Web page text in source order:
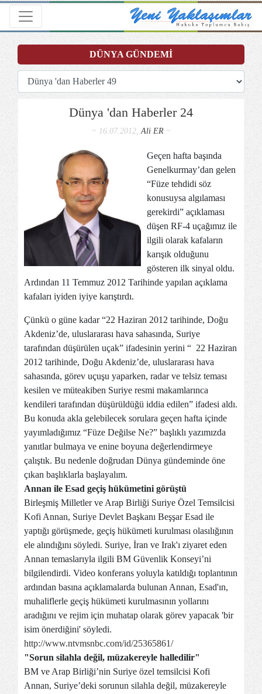
Toggle navigation
Dünya 'dan Haberler 24
~ 16.07.2012,Ali ER~
Geçen hafta başında
Genelkurmay’dan gelen
“Füze tehdidi söz
konusuysa algılaması
gerekirdi” açıklaması
düşen RF-4 uçağımız ile
ilgili olarak kafaların
karışık olduğunu
gösteren ilk sinyal oldu.
Ardından 11 Temmuz 2012 Tarihinde yapılan açıklama
kafaları iyiden iyiye karıştırdı.
Çünkü o güne kadar “22 Haziran 2012 tarihinde, Doğu
Akdeniz’de, uluslararası hava sahasında, Suriye
tarafından düşürülen uçak” ifadesinin yerini “ 22 Haziran
2012 tarihinde, Doğu Akdeniz’de, uluslararası hava
sahasında, görev uçuşu yaparken, radar ve telsiz teması
kesilen ve müteakiben Suriye resmi makamlarınca
kendileri tarafından düşürüldüğü iddia edilen” ifadesi aldı.
Bu konuda akla gelebilecek sorulara geçen hafta içinde
yayımladığımız “Füze Değilse Ne?” başlıklı yazımızda
yanıtlar bulmaya ve enine boyuna değerlendirmeye
çalıştık. Bu nedenle doğrudan Dünya gündeminde öne
çıkan başlıklarla başlayalım.
Annan ile Esad geçiş hükümetini görüştü
Birleşmiş Milletler ve Arap Birliği Suriye Özel Temsilcisi
Kofi Annan, Suriye Devlet Başkanı Beşşar Esad ile
yaptığı görüşmede, geçiş hükümeti kurulması olasılığının
ele alındığını söyledi. Suriye, İran ve Irak'ı ziyaret eden
Annan temaslarıyla ilgili BM Güvenlik Konseyi’ni
bilgilendirdi. Video konferans yoluyla katıldığı toplantının
ardından basına açıklamalarda bulunan Annan, Esad'ın,
muhaliflerle geçiş hükümeti kurulmasının yollarını
aradığını ve rejim için muhatap olarak görev yapacak 'bir
isim önerdiğini' söyledi.
http://www.ntvmsnbc.com/id/25365861/
"Sorun silahla değil, müzakereyle halledilir"
BM ve Arap Birliği’nin Suriye özel temsilcisi Kofi
Annan, Suriye’deki sorunun silahla değil, müzakereyle
DÜNYA GÜNDEMİ